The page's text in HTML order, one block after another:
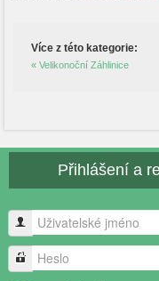
Více z této kategorie:
« Velikonoční Záhlinice
Přihlášení a
Uživatelské jméno
Heslo